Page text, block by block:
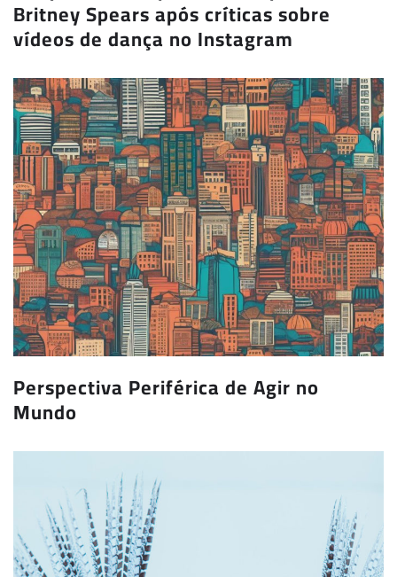
Britney Spears após críticas sobre
vídeos de dança no Instagram
Perspectiva Periférica de Agir no
Mundo